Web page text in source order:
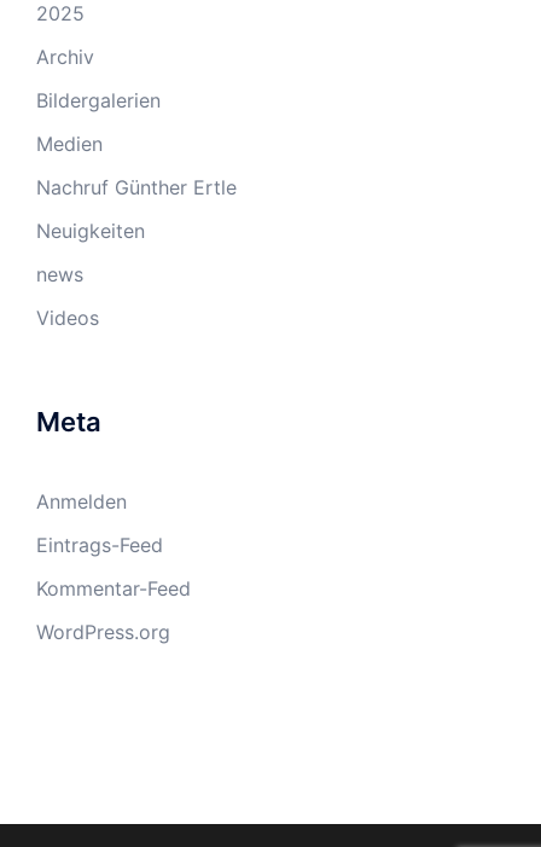
2025
Archiv
Bildergalerien
Medien
Nachruf Günther Ertle
Neuigkeiten
news
Videos
Meta
Anmelden
Eintrags-Feed
Kommentar-Feed
WordPress.org